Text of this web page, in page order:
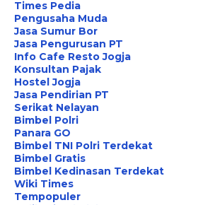
Times Pedia
Pengusaha Muda
Jasa Sumur Bor
Jasa Pengurusan PT
Info Cafe Resto Jogja
Konsultan Pajak
Hostel Jogja
Jasa Pendirian PT
Serikat Nelayan
Bimbel Polri
Panara GO
Bimbel TNI Polri Terdekat
Bimbel Gratis
Bimbel Kedinasan Terdekat
Wiki Times
Tempopuler